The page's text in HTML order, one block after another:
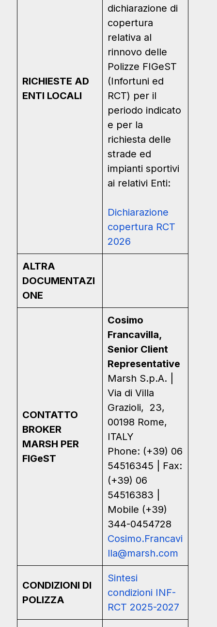
RICHIESTE AD
ENTI LOCALI
dichiarazione di
copertura
relativa al
rinnovo delle
Polizze FIGeST
(Infortuni ed
RCT) per il
periodo indicato
e per la
richiesta delle
strade ed
impianti sportivi
ai relativi Enti:
Dichiarazione
copertura RCT
2026
ALTRA
DOCUMENTAZI
ONE
CONTATTO
BROKER
MARSH PER
FIGeST
Cosimo
Francavilla,
Senior Client
Representative
Marsh S.p.A. |
Via di Villa
Grazioli, 23,
00198 Rome,
ITALY
Phone: (+39) 06
54516345 | Fax:
(+39) 06
54516383 |
Mobile (+39)
344-0454728
Cosimo.Francavi
lla@marsh.com
CONDIZIONI DI
POLIZZA
Sintesi
condizioni INF-
RCT 2025-2027